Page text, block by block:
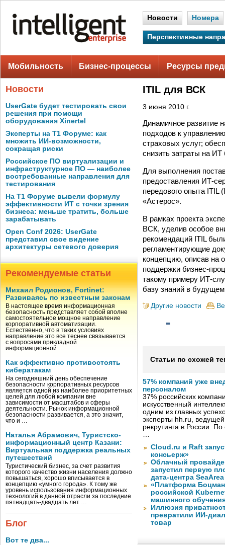
Новости Номера
Перспективные
Мобильность Бизнес-процессы Ресурсы
Новости
UserGate будет тестировать свои
решения при помощи
оборудования Xinertel
Эксперты на Т1 Форуме: как
множить ИИ-возможности,
сокращая риски
Российское ПО виртуализации и
инфраструктурное ПО — наиболее
востребованные направления для
тестирования
На Т1 Форуме вывели формулу
эффективности ИТ с точки зрения
бизнеса: меньше тратить, больше
зарабатывать
Open Conf 2026: UserGate
представил свое видение
архитектуры сетевого доверия
Рекомендуемые статьи
Михаил Родионов, Fortinet:
Развиваясь по известным законам
В настоящее время информационная
безопасность представляет собой вполне
самостоятельное мощное направление
корпоративной автоматизации.
Естественно, что в таких условиях
направление это все теснее связывается
с вопросами прикладной
информационной …
Как эффективно противостоять
кибератакам
На сегодняшний день обеспечение
безопасности корпоративных ресурсов
является одной из наиболее приоритетных
целей для любой компании вне
зависимости от масштабов и сферы
деятельности. Рынок информационной
безопасности развивается, а это значит,
что и …
Наталья Абрамович, Туристско-
информационный центр Казани:
Виртуальная поддержка реальных
путешествий
Туристический бизнес, за счет развития
которого качество жизни населения должно
повышаться, хорошо вписывается в
концепцию «умного города». К тому же
уровень использования информационных
технологий в данной отрасли за последние
пятнадцать-двадцать лет …
Блог
Вот те два...
ITIL для ВСК
3 июня 2010 г.
Динамичное развитие
подходов к
страховых услуг;
снизить затраты на
Для выполнения
предоставления ИТ-
передового опыта ITIL
«Астерос».
В рамках проекта
ВСК, уделив особое
рекомендаций ITIL
регламентирующие
концепцию, описав на
поддержки бизнес-
такому примеру ИТ-
базу знаний в
Другие новости
Статьи по схожей
57% компаний уже
персоналом
37% российских
искусственный
одним из главных
эксперты hh.ru,
рекрутинга в России.
…
Cloud.ru и Raft
консьерж»
Облачный
запустил первую
дата-центра
«Платформа
российской
машинного
Иллюзия
превратили ИИ-
товар